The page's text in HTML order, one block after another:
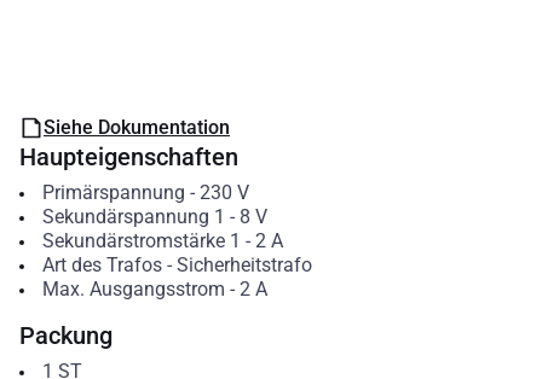
Siehe Dokumentation
Haupteigenschaften
Primärspannung - 230 V
Sekundärspannung 1 - 8 V
Sekundärstromstärke 1 - 2 A
Art des Trafos- Sicherheitstrafo
Max. Ausgangsstrom - 2 A
Packung
1 ST